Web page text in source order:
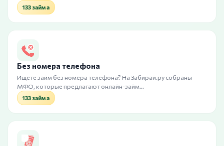
133 займа
Без номера телефона
Ищете займ без номера телефона? На Забирай.ру собраны
МФО, которые предлагают онлайн-займ…
133 займа